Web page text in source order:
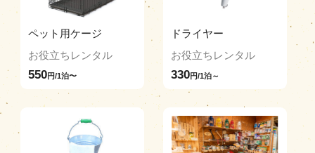
ペット用ケージ
お役立ちレンタル
550円/1泊〜
ドライヤー
お役立ちレンタル
330円/1泊～